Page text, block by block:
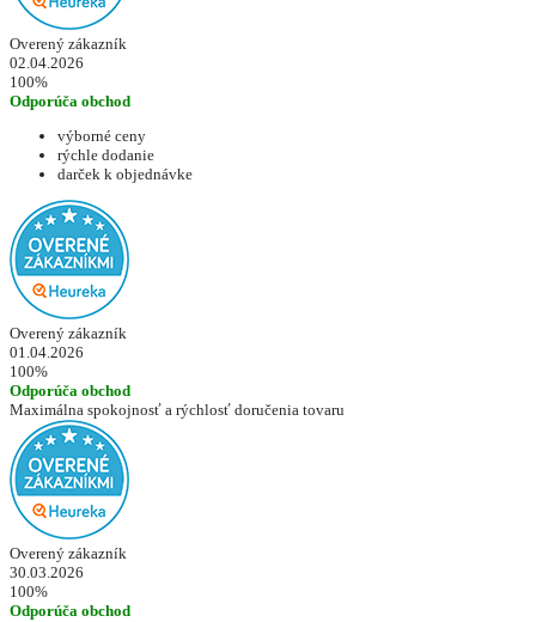
Overený zákazník
02.04.2026
100%
Odporúča obchod
výborné ceny
rýchle dodanie
darček k objednávke
Overený zákazník
01.04.2026
100%
Odporúča obchod
Maximálna spokojnosť a rýchlosť doručenia tovaru
Overený zákazník
30.03.2026
100%
Odporúča obchod